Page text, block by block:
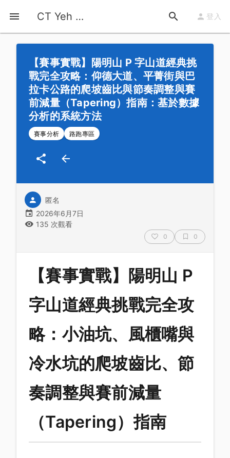
CT Yeh 公路車基地 登入
首頁 運動知識
【賽事實戰】陽明山 P 字山道經典挑
戰完全攻略：仰德大道、平菁街與巴
拉卡公路的爬坡齒比與節奏調整與賽
前減量（Tapering）指南：基於數據
分析的系統方法
賽事分析 路跑專區
匿名
2026年6月7日
135 次觀看
0 0
【賽事實戰】陽明山 P
字山道經典挑戰完全攻
略：小油坑、風櫃嘴與
冷水坑的爬坡齒比、節
奏調整與賽前減量
（Tapering）指南